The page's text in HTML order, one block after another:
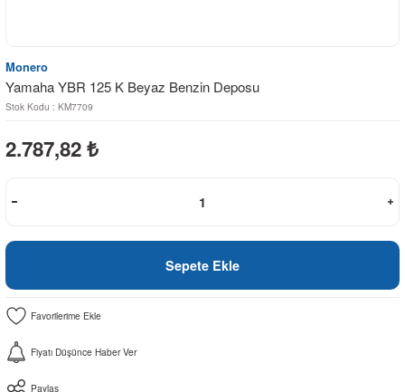
Monero
Yamaha YBR 125 K Beyaz Benzin Deposu
Stok Kodu : KM7709
2.787,82 ₺
Sepete Ekle
Fiyatı Düşünce Haber Ver
Paylaş